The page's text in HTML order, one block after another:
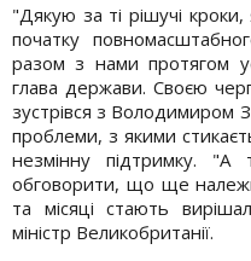
"Дякую за ті рішучі кроки,
початку
разом з нами протягом
глава держави. Своєю
зустрівся з Володимиром
проблеми, з якими
незмінну підтримку.
обговорити, що ще
та місяці стають
міністр Великобританії.